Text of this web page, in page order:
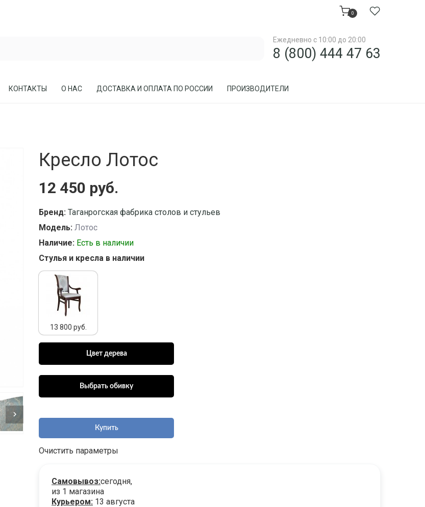
0
Ежедневно с 10:00 до 20:00
8 (800) 444 47 63
КАБИНЕТЫ, БИБЛИОТЕКИ
МАТРАСЫ
КОНТАКТЫ О НАС ДОСТАВКА И ОПЛАТА ПО РОССИИ ПРОИЗВОДИТЕЛИ
Кресло Лотос
12 450 руб.
Бренд: Таганрогская фабрика столов и стульев
Модель: Лотос
Наличие: Есть в наличии
Стулья и кресла в наличии
13 800 руб.
Купить
Очистить параметры
Самовывоз:сегодня,
из 1 магазина
Курьером: 13 августа